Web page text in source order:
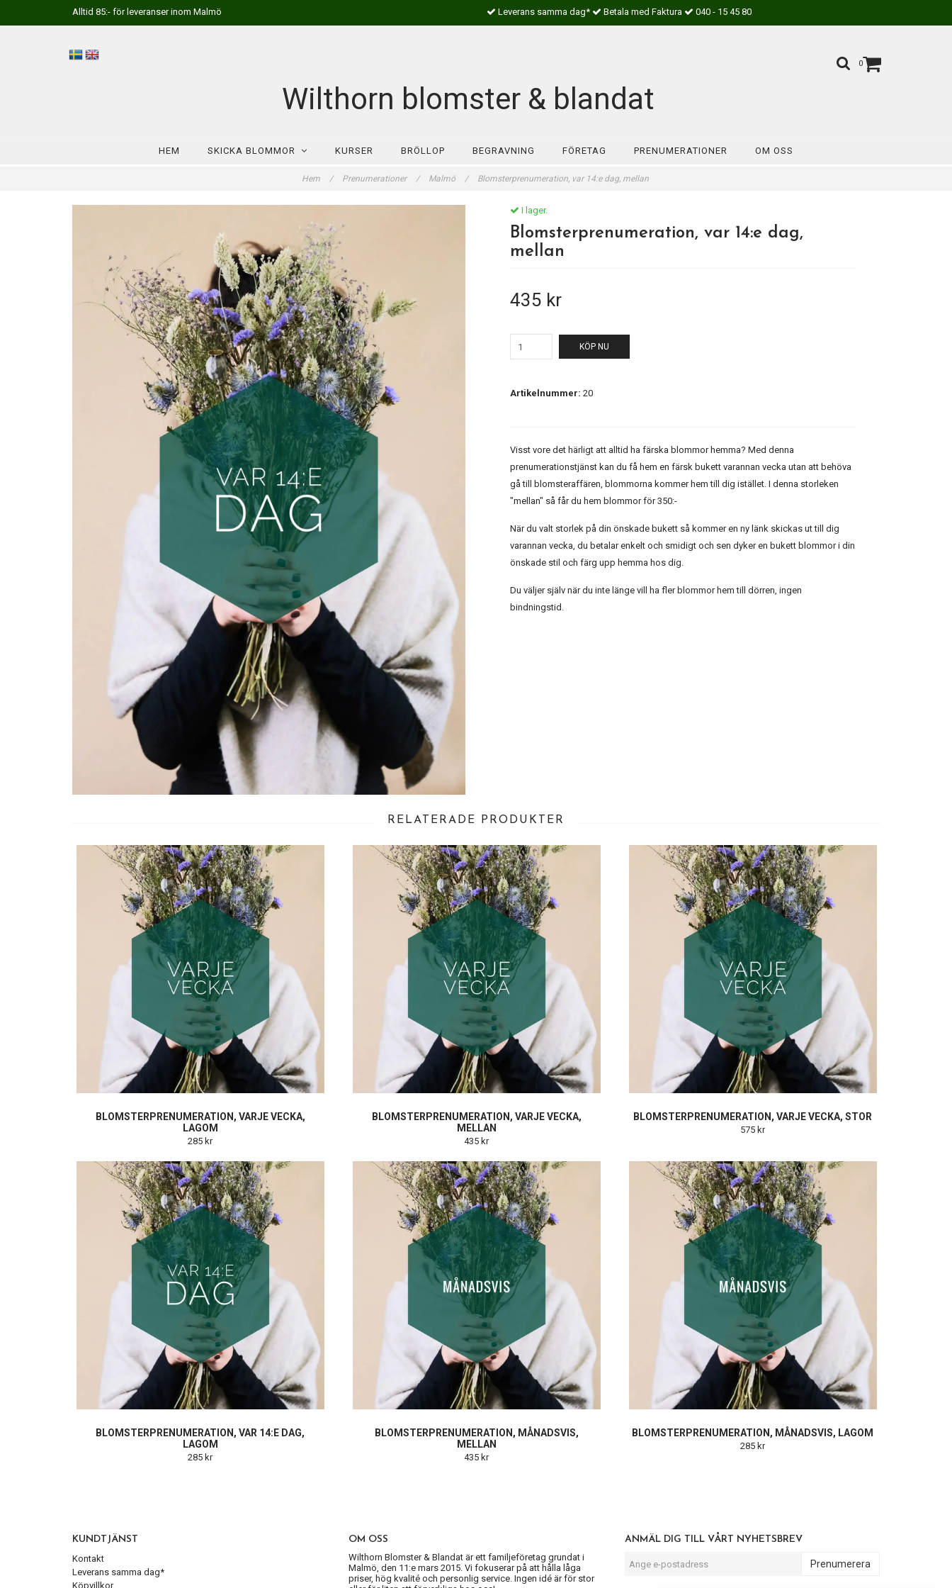
Alltid 85:- för leveranser inom Malmö Leverans samma dag* Betala med Faktura 040 - 15 45 80
0
Wilthorn blomster & blandat
HEM SKICKA BLOMMOR KURSER BRÖLLOP BEGRAVNING FÖRETAG PRENUMERATIONER OM OSS
Hem / Prenumerationer / Malmö / Blomsterprenumeration, var 14:e dag, mellan
I lager.
Blomsterprenumeration, var 14:e dag,
mellan
435 kr
KÖP NU
Artikelnummer: 20
Visst vore det härligt att alltid ha färska blommor hemma? Med denna
prenumerationstjänst kan du få hem en färsk bukett varannan vecka utan att behöva
gå till blomsteraffären, blommorna kommer hem till dig istället. I denna storleken
"mellan" så får du hem blommor för 350:-
När du valt storlek på din önskade bukett så kommer en ny länk skickas ut till dig
varannan vecka, du betalar enkelt och smidigt och sen dyker en bukett blommor i din
önskade stil och färg upp hemma hos dig.
Du väljer själv när du inte länge vill ha fler blommor hem till dörren, ingen
bindningstid.
RELATERADE PRODUKTER
BLOMSTERPRENUMERATION, VARJE VECKA,
LAGOM
285 kr
BLOMSTERPRENUMERATION, VARJE VECKA,
MELLAN
435 kr
BLOMSTERPRENUMERATION, VARJE VECKA, STOR
575 kr
BLOMSTERPRENUMERATION, VAR 14:E DAG,
LAGOM
285 kr
BLOMSTERPRENUMERATION, MÅNADSVIS,
MELLAN
435 kr
BLOMSTERPRENUMERATION, MÅNADSVIS, LAGOM
285 kr
KUNDTJÄNST
Kontakt
Leverans samma dag*
Köpvillkor
OM OSS
Wilthorn Blomster & Blandat är ett familjeföretag grundat i
Malmö, den 11:e mars 2015. Vi fokuserar på att hålla låga
priser, hög kvalité och personlig service. Ingen idé är för stor
ANMÄL DIG TILL VÅRT NYHETSBREV
Prenumerera